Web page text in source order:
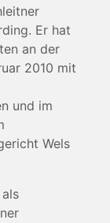
Er hat
an der
2010 mit
und im
Wels